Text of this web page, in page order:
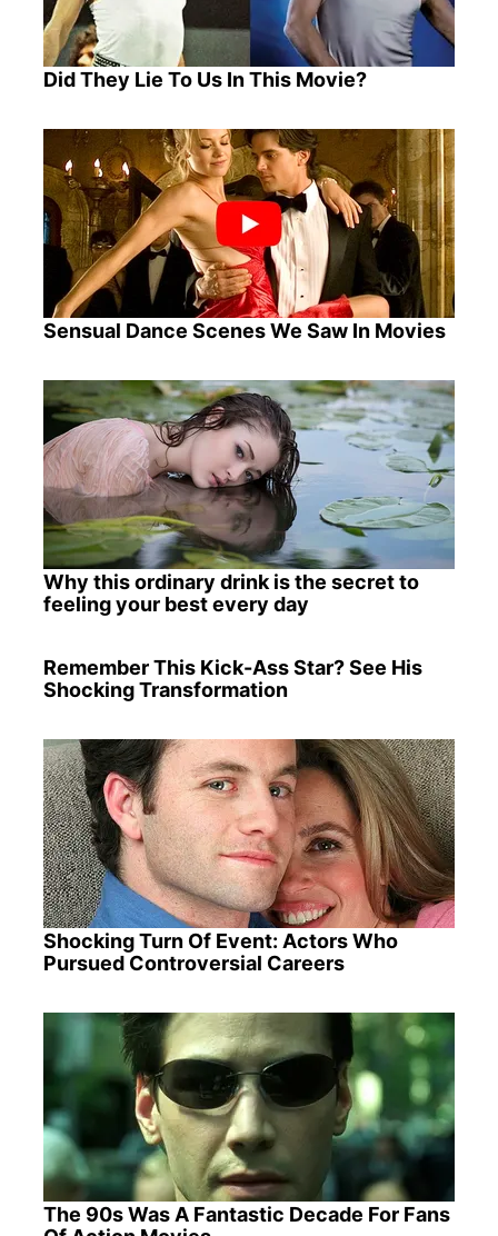
Did They Lie To Us In This Movie?
Sensual Dance Scenes We Saw In Movies
Why this ordinary drink is the secret to
feeling your best every day
Remember This Kick-Ass Star? See His
Shocking Transformation
Shocking Turn Of Event: Actors Who
Pursued Controversial Careers
The 90s Was A Fantastic Decade For Fans